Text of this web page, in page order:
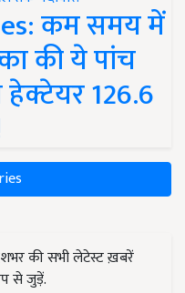
कम समय में
की ये पांच
हेक्टेयर 126.6
की सभी लेटेस्ट ख़बरें
से जुड़ें.